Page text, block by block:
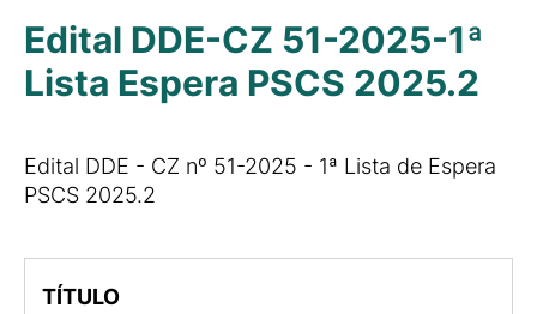
Edital DDE-CZ 51-2025-1ª
Lista Espera PSCS 2025.2
Edital DDE - CZ nº 51-2025 - 1ª Lista de Espera
PSCS 2025.2
TÍTULO